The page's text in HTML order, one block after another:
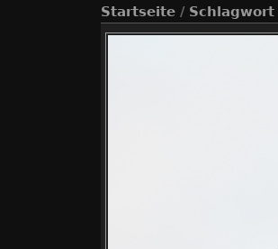
Startseite / Schlagwort